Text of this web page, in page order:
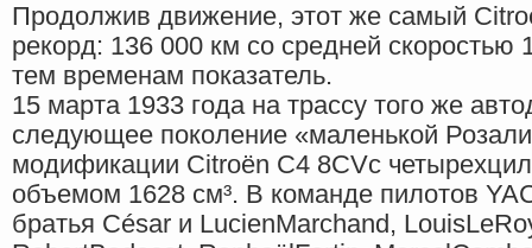
Продолжив движение, этот же самый
рекорд: 136 000 км со средней
тем временам показатель.
15 марта 1933 года на трассу того же
следующее поколение «маленькой
модификации Citroën С4 8CVс
объемом 1628 см³. В команде пилотов
братья César и LucienMarchand,